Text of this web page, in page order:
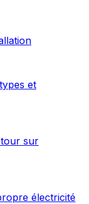
et
sur
électricité